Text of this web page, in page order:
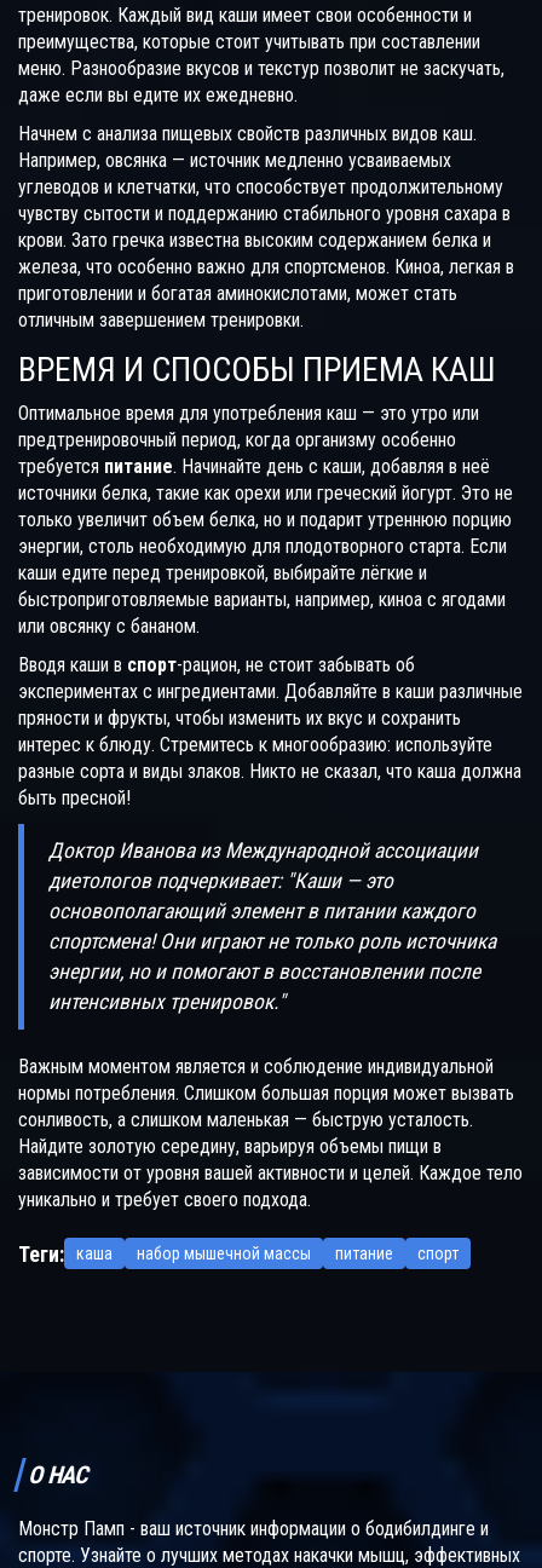
тренировок. Каждый вид каши имеет свои особенности и
преимущества, которые стоит учитывать при составлении
меню. Разнообразие вкусов и текстур позволит не заскучать,
даже если вы едите их ежедневно.
Начнем с анализа пищевых свойств различных видов каш.
Например, овсянка — источник медленно усваиваемых
углеводов и клетчатки, что способствует продолжительному
чувству сытости и поддержанию стабильного уровня сахара в
крови. Зато гречка известна высоким содержанием белка и
железа, что особенно важно для спортсменов. Киноа, легкая в
приготовлении и богатая аминокислотами, может стать
отличным завершением тренировки.
ВРЕМЯ И СПОСОБЫ ПРИЕМА КАШ
Оптимальное время для употребления каш — это утро или
предтренировочный период, когда организму особенно
требуется питание. Начинайте день с каши, добавляя в неё
источники белка, такие как орехи или греческий йогурт. Это не
только увеличит объем белка, но и подарит утреннюю порцию
энергии, столь необходимую для плодотворного старта. Если
каши едите перед тренировкой, выбирайте лёгкие и
быстроприготовляемые варианты, например, киноа с ягодами
или овсянку с бананом.
Вводя каши в спорт-рацион, не стоит забывать об
экспериментах с ингредиентами. Добавляйте в каши различные
пряности и фрукты, чтобы изменить их вкус и сохранить
интерес к блюду. Стремитесь к многообразию: используйте
разные сорта и виды злаков. Никто не сказал, что каша должна
быть пресной!
Доктор Иванова из Международной ассоциации
диетологов подчеркивает: "Каши — это
основополагающий элемент в питании каждого
спортсмена! Они играют не только роль источника
энергии, но и помогают в восстановлении после
интенсивных тренировок."
Важным моментом является и соблюдение индивидуальной
нормы потребления. Слишком большая порция может вызвать
сонливость, а слишком маленькая — быструю усталость.
Найдите золотую середину, варьируя объемы пищи в
зависимости от уровня вашей активности и целей. Каждое тело
уникально и требует своего подхода.
Теги: каша набор мышечной массы питание спорт
О НАС
Монстр Памп - ваш источник информации о бодибилдинге и
спорте. Узнайте о лучших методах накачки мышц, эффективных